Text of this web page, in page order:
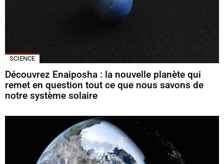
SCIENCE
Découvrez Enaiposha : la nouvelle planète qui
remet en question tout ce que nous savons de
notre système solaire